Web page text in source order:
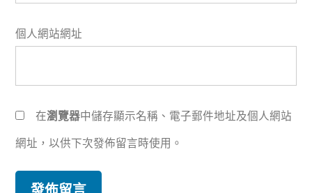
個人網站網址
在瀏覽器中儲存顯示名稱、電子郵件地址及個人網站
網址，以供下次發佈留言時使用。